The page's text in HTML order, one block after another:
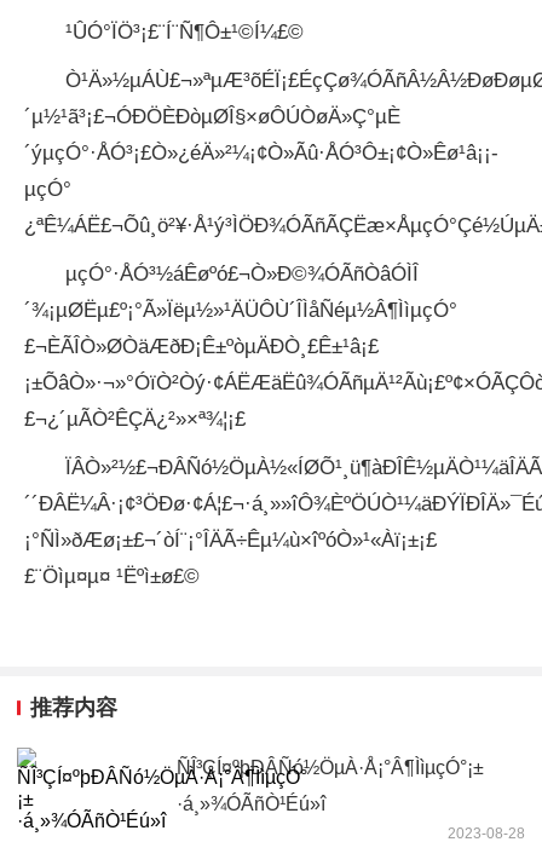
¹ÛÓ°ÏÖ³¡£¨Í¨Ñ¶Ô±¹©Í¼£©
´µ½¹ã³¡£¬ÓÐÖÈÐòµØÎ§×øÔÚÒøÄ»Ç°µÈ
´ýµçÓ°·ÅÓ³¡£Ò»¿éÄ»²¼¡¢Ò»Ãû·ÅÓ³Ô±¡¢Ò»Êø¹â¡­¡­
µçÓ°
µçÓ°·ÅÓ³½áÊøºó£¬Ò»Ð©¾ÓÃñÒâÓÌÎ
´¾¡µØËµ£º¡°Ã»Ïëµ½»¹ÄÜÔÙ´ÎÌåÑéµ½Â¶ÌìµçÓ°
£¬ÈÃÎÒ»ØÒäÆðÐ¡Ê±ºòµÄÐÒ¸£Ê±¹â¡£
£¬¿´µÃÒ²ÊÇÄ¿²»×ª¾¦¡£
¡°ÑÌ»ðÆø¡±£¬´òÍ¨¡°ÎÄÃ÷Êµ¼ù×îºóÒ»¹«Àï¡±¡£
£¨Öìµ¤µ¤ ¹Ëºì±ø£©
推荐内容
ÑÎ³ÇÍ¤ºþÐÂÑó½ÖµÀ·Å¡°Â¶ÌìµçÓ°¡±
·á¸»¾ÓÃñÒ¹Éú»î
2023-08-28